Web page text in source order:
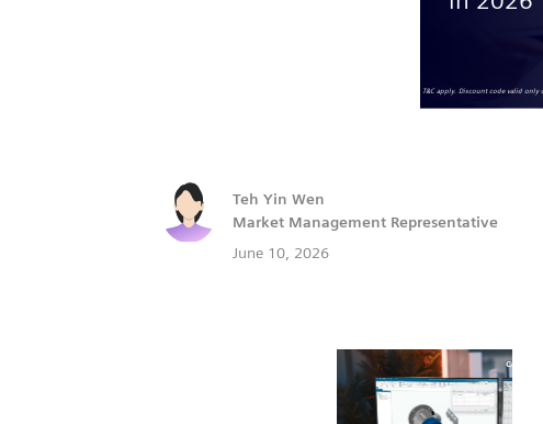
Teh Yin Wen
Market Management Representative
June 10, 2026